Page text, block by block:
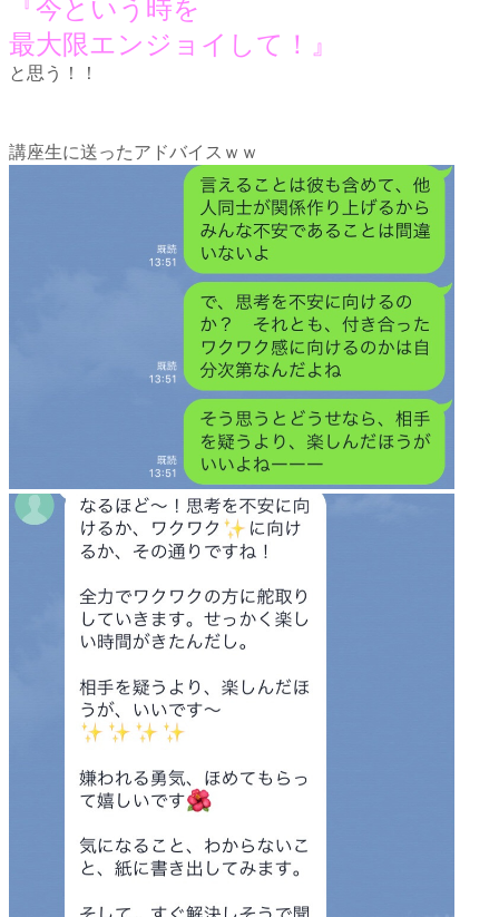
『今という時を
最大限エンジョイして！』
と思う！！
講座生に送ったアドバイスｗｗ